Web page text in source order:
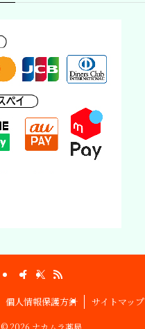
個人情報保護方針 サイトマップ